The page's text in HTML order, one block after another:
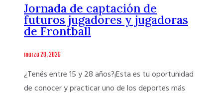
Jornada de captación de
futuros jugadores y jugadoras
de Frontball
marzo 20, 2026
¿Tenés entre 15 y 28 años?¡Esta es tu oportunidad
de conocer y practicar uno de los deportes más